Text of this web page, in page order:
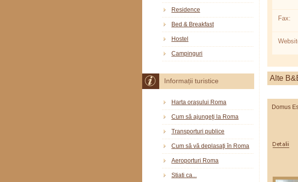
Fax:
Alte
Domus
Residence
Bed & Breakfast
Hostel
Campinguri
Informații turistice
Harta oraşului Roma
Cum să ajungeţi la Roma
Transporturi publice
Cum să vă deplasaţi în Roma
Aeroporturi Roma
Stiati ca...